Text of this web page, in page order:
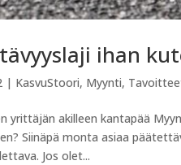
ihan
| KasvuStoori, Myynti,
yrittäjän akilleen kantapää
Siinäpä monta asiaa
Jos olet...